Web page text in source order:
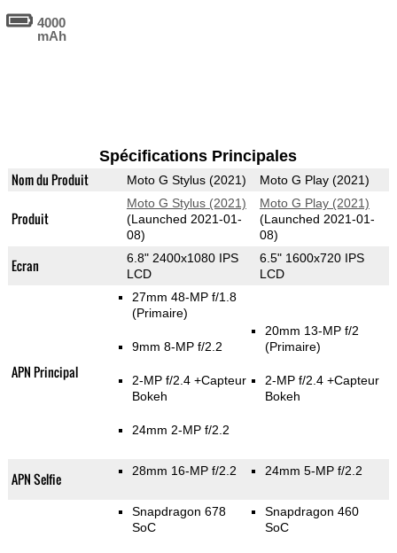
4000
mAh
Spécifications Principales
Nom du Produit Moto G Stylus (2021) Moto G Play (2021)
Produit
Moto G Stylus (2021)
(Launched 2021-01-
08)
Moto G Play (2021)
(Launched 2021-01-
08)
Ecran
6.8" 2400x1080 IPS
LCD
6.5" 1600x720 IPS
LCD
APN Principal
27mm 48-MP f/1.8
(Primaire)
9mm 8-MP f/2.2
2-MP f/2.4 +Capteur
Bokeh
24mm 2-MP f/2.2
20mm 13-MP f/2
(Primaire)
2-MP f/2.4 +Capteur
Bokeh
APN Selfie 28mm 16-MP f/2.2 24mm 5-MP f/2.2
Snapdragon 678
SoC
Snapdragon 460
SoC